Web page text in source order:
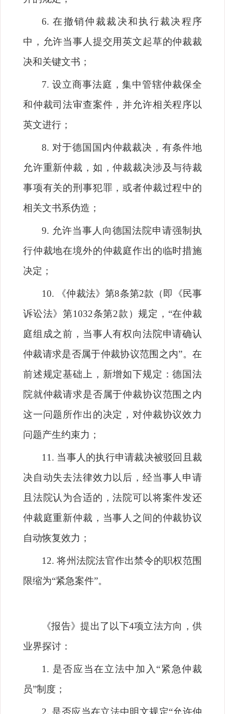
6.在撤销仲裁裁决和执行裁决程序
中，允许当事人提交用英文起草的仲裁裁
决和关键文书；
7. 设立商事法庭，集中管辖仲裁保全
和仲裁司法审查案件，并允许相关程序以
英文进行；
8. 对于德国国内仲裁裁决，有条件地
允许重新仲裁，如，仲裁裁决涉及与待裁
事项有关的刑事犯罪，或者仲裁过程中的
相关文书系伪造；
9. 允许当事人向德国法院申请强制执
行仲裁地在境外的仲裁庭作出的临时措施
决定；
10. 《仲裁法》第8条第2款（即《民事
诉讼法》第1032条第2款）规定， “在仲裁
庭组成之前，当事人有权向法院申请确认
仲裁请求是否属于仲裁协议范围之内”。在
前述规定基础上，新增如下规定：德国法
院就仲裁请求是否属于仲裁协议范围之内
这一问题所作出的决定，对仲裁协议效力
问题产生约束力；
11. 当事人的执行申请裁决被驳回且裁
决自动失去法律效力以后，经当事人申请
且法院认为合适的，法院可以将案件发还
仲裁庭重新仲裁，当事人之间的仲裁协议
自动恢复效力；
12.将州法院法官作出禁令的职权范围
限缩为“紧急案件”。
《报告》提出了以下4项立法方向，供
业界探讨：
1. 是否应当在立法中加入 “紧急仲裁
员”制度；
2. 是否应当在立法中明文规定“允许仲